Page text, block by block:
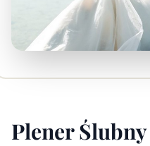
Plener Ślubny